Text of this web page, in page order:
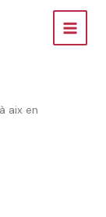
aix en